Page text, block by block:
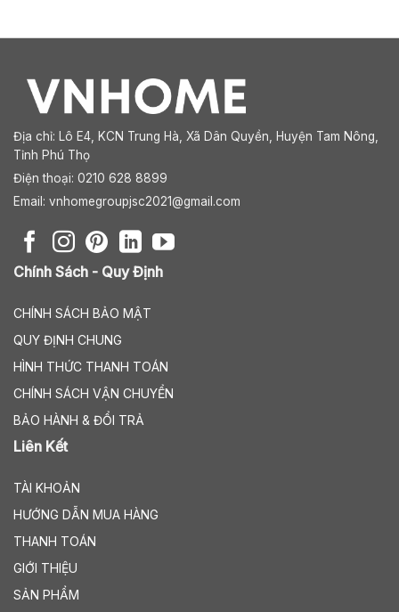
Địa chỉ: Lô E4, KCN Trung Hà, Xã Dân Quyền, Huyện Tam Nông,
Tỉnh Phú Thọ
Điện thoại: 0210 628 8899
Email: vnhomegroupjsc2021@gmail.com
Chính Sách - Quy Định
CHÍNH SÁCH BẢO MẬT
QUY ĐỊNH CHUNG
HÌNH THỨC THANH TOÁN
CHÍNH SÁCH VẬN CHUYỂN
BẢO HÀNH & ĐỔI TRẢ
Liên Kết
TÀI KHOẢN
HƯỚNG DẪN MUA HÀNG
THANH TOÁN
GIỚI THIỆU
SẢN PHẨM